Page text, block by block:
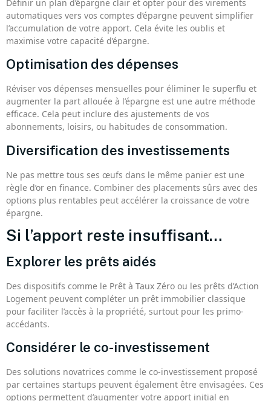
Définir un plan d’épargne clair et opter pour des virements
automatiques vers vos comptes d’épargne peuvent simplifier
l’accumulation de votre apport. Cela évite les oublis et
maximise votre capacité d’épargne.
Optimisation des dépenses
Réviser vos dépenses mensuelles pour éliminer le superflu et
augmenter la part allouée à l’épargne est une autre méthode
efficace. Cela peut inclure des ajustements de vos
abonnements, loisirs, ou habitudes de consommation.
Diversification des investissements
Ne pas mettre tous ses œufs dans le même panier est une
règle d’or en finance. Combiner des placements sûrs avec des
options plus rentables peut accélérer la croissance de votre
épargne.
Si l’apport reste insuffisant…
Explorer les prêts aidés
Des dispositifs comme le Prêt à Taux Zéro ou les prêts d’Action
Logement peuvent compléter un prêt immobilier classique
pour faciliter l’accès à la propriété, surtout pour les primo-
accédants.
Considérer le co-investissement
Des solutions novatrices comme le co-investissement proposé
par certaines startups peuvent également être envisagées. Ces
options permettent d’augmenter votre apport initial en